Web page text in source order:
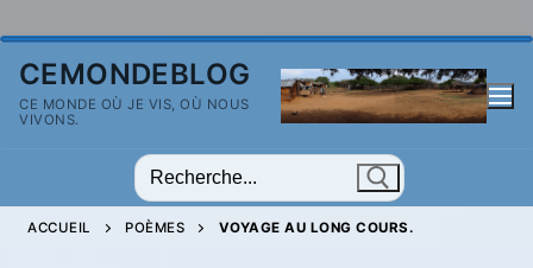
contenu
CEMONDEBLOG
CE MONDE OÙ JE VIS, OÙ NOUS
VIVONS.
Rechercher
:
ACCUEIL POÈMES VOYAGE AU LONG COURS.